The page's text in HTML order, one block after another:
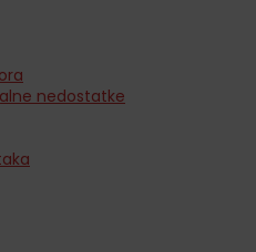
nedostatke